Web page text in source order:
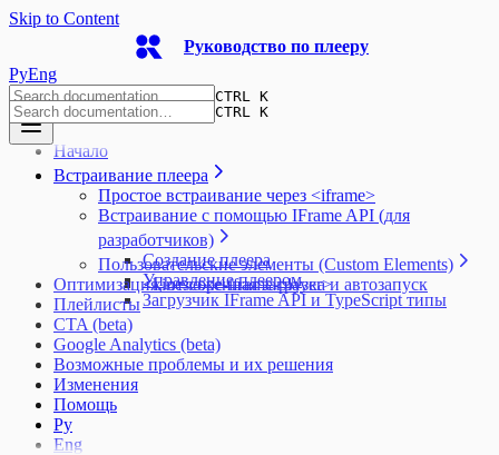
Skip to Content
Руководство по плееру
РуEng
CTRL K
CTRL K
Начало
Встраивание плеера
Простое встраивание через <iframe>
Встраивание с помощью IFrame API (для
разработчиков)
Создание плеера
Управление плеером
Загрузчик IFrame API и TypeScript типы
Пользовательские элементы (Custom Elements)
<kinescope-iframe-player>
Оптимизация, отложенная загрузка и автозапуск
Плейлисты
CTA (beta)
Google Analytics (beta)
Возможные проблемы и их решения
Изменения
Помощь
Ру
Eng